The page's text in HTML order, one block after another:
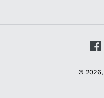
© 2026,